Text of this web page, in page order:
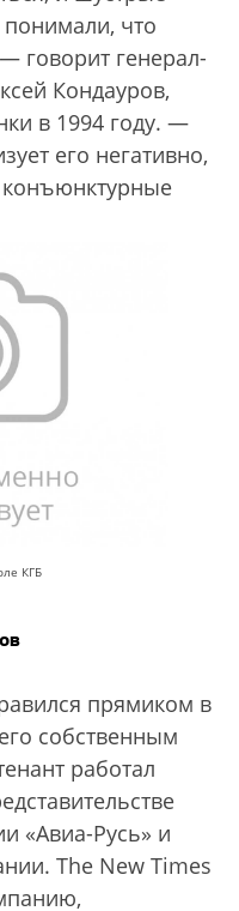
понимали, что
говорит генерал-
Кондауров,
в 1994 году. —
его негативно,
конъюнктурные
КГБ
прямиком в
собственным
работал
«Авиа-Русь» и
The New Times